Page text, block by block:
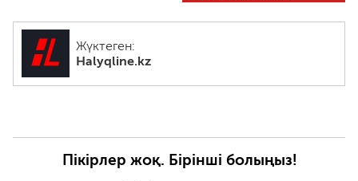
Жүктеген:
Halyqline.kz
Пікірлер жоқ. Бірінші болыңыз!